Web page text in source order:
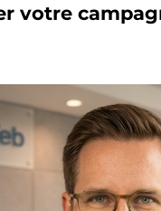
votre